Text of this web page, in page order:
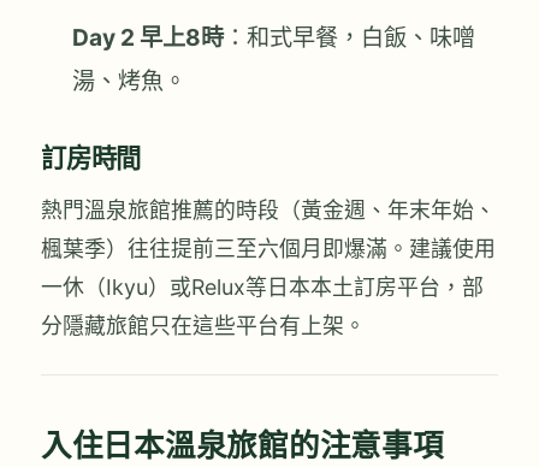
Day 2 早上8時：和式早餐，白飯、味噌
湯、烤魚。
訂房時間
熱門溫泉旅館推薦的時段（黃金週、年末年始、
楓葉季）往往提前三至六個月即爆滿。建議使用
一休（Ikyu）或Relux等日本本土訂房平台，部
分隱藏旅館只在這些平台有上架。
入住日本溫泉旅館的注意事項